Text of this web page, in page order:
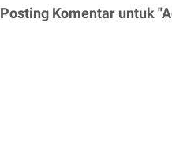
Posting Komentar untuk